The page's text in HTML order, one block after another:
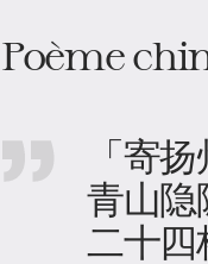
Poème
「寄
青山隐
二十